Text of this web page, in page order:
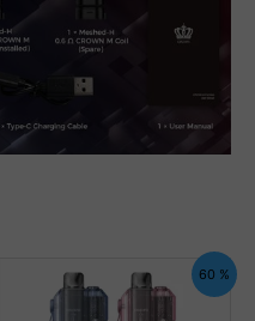
60 %